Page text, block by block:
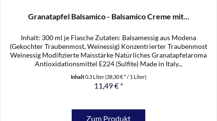
Granatapfel Balsamico - Balsamico Creme mit...
Inhalt: 300 ml je Flasche Zutaten: Balsamessig aus Modena
(Gekochter Traubenmost, Weinessig) Konzentrierter Traubenmost
Weinessig Modifizierte Maisstärke Natürliches Granatapfelaroma
Antioxidationsmittel E224 (Sulfite) Made in Italy...
Inhalt0.3 Liter(38,30 € * / 1 Liter)
11,49 € *
Zum Produkt